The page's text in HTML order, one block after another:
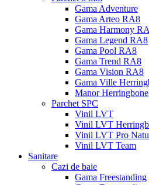
Gama Adventure
Gama Arteo RA8
Gama Harmony
Gama Legend RA8
Gama Pool RA8
Gama Trend RA8
Gama Vision RA8
Gama Ville
Manor Herringbone
Parchet SPC
Vinil LVT
Vinil LVT
Vinil LVT Pro
Vinil LVT Team
Sanitare
Cazi de baie
Gama Freestanding